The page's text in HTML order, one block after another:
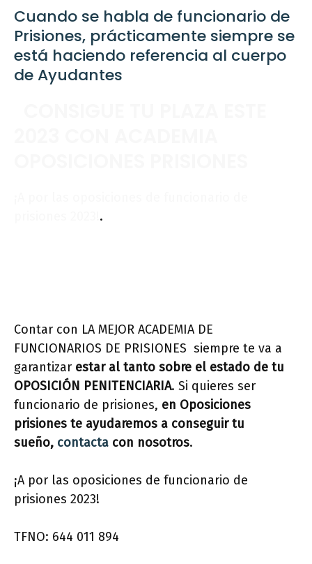
Cuando se habla de funcionario de
Prisiones, prácticamente siempre se
está haciendo referencia al cuerpo
de Ayudantes
.
Contar con LA MEJOR ACADEMIA DE
FUNCIONARIOS DE PRISIONES siempre te va a
garantizar estar al tanto sobre el estado de tu
OPOSICIÓN PENITENCIARIA. Si quieres ser
funcionario de prisiones, en Oposiciones
prisiones te ayudaremos a conseguir tu
sueño, contacta con nosotros.
¡A por las oposiciones de funcionario de
prisiones 2023!
TFNO: 644 011 894